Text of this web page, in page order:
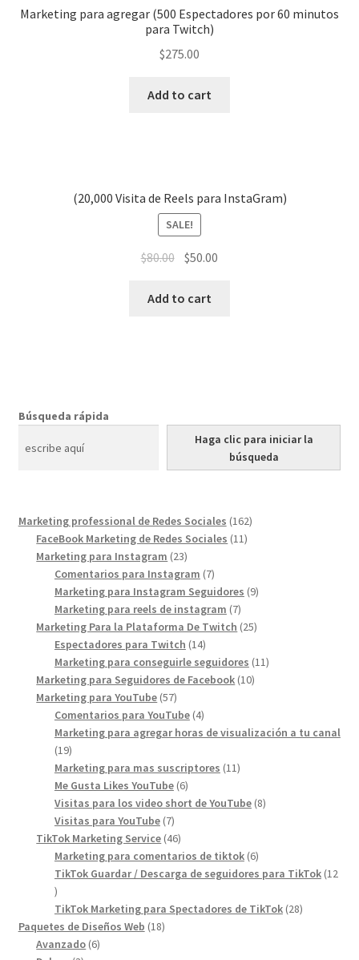
Marketing para agregar (500 Espectadores por 60 minutos
para Twitch)
$275.00
Add to cart
(20,000 Visita de Reels para InstaGram)
SALE!
$80.00 $50.00
Add to cart
Búsqueda rápida
Haga clic para iniciar la
búsqueda
Marketing professional de Redes Sociales 162162
FaceBook Marketing de Redes Sociales 1111
Marketing para Instagram 2323
products
Comentarios para Instagram 77
products
Marketing para Instagram Seguidores 99
Marketing para reels de instagram 77
products
Marketing Para la Plataforma De Twitch 2525
Espectadores para Twitch 1414
products
Marketing para conseguirle seguidores 1111
Marketing para Seguidores de Facebook 1010
Marketing para YouTube 5757
products
Comentarios para YouTube 44
products
Marketing para agregar horas de visualización a tu canal
1919
products
Marketing para mas suscriptores 1111
Me Gusta Likes YouTube 66
products
Visitas para los video short de YouTube 88
Visitas para YouTube 77
products
TikTok Marketing Service 4646
products
Marketing para comentarios de tiktok 66
products
TikTok Guardar / Descarga de seguidores para TikTok 12
12
products
TikTok Marketing para Spectadores de TikTok 2828
Paquetes de Diseños Web 1818
Avanzado 66